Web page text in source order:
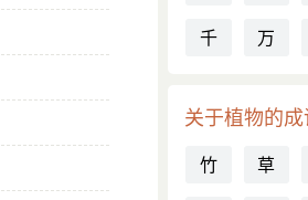
千
万
关于植物的
竹 草